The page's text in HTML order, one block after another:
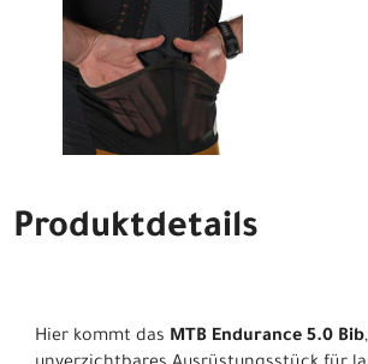
Produktdetails
Hier kommt das MTB Endurance 5.0 Bib